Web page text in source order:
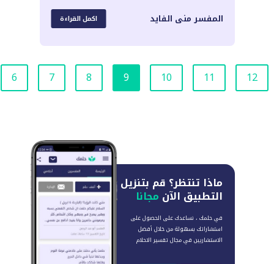
المفسر منى الفايد اكمل القراءة
6 7 8 9 10 11 12
ماذا تنتظر؟ قم بتنزيل
التطبيق الآن مجانا
في حلمك ، نساعدك على الحصول على
استشاراتك بسهولة من خلال أفضل
الاستشاريين في مجال تفسير الاحلام